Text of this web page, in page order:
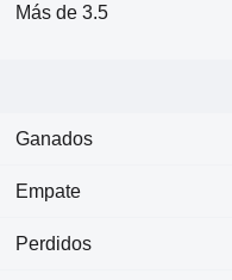
Más de 3.5
Ganados
Empate
Perdidos